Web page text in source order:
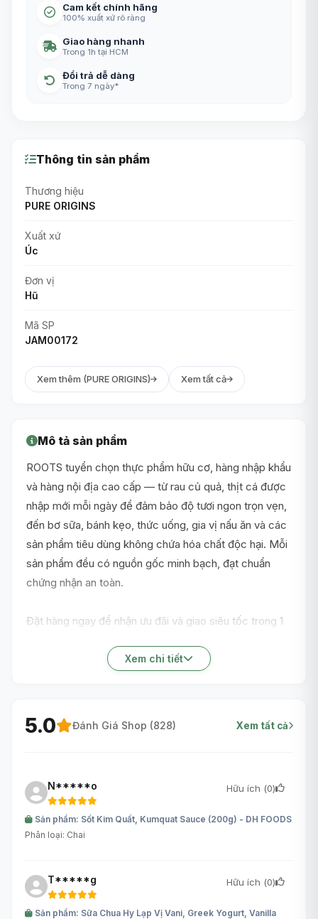
Cam kết chính hãng
100% xuất xứ rõ ràng
Giao hàng nhanh
Trong 1h tại HCM
Đổi trả dễ dàng
Trong 7 ngày*
Thông tin sản phẩm
Thương hiệu
PURE ORIGINS
Xuất xứ
Úc
Đơn vị
Hũ
Mã SP
JAM00172
Xem thêm (PURE ORIGINS) Xem tất cả
Mô tả sản phẩm
ROOTS tuyển chọn thực phẩm hữu cơ, hàng nhập khẩu
và hàng nội địa cao cấp — từ rau củ quả, thịt cá được
nhập mới mỗi ngày để đảm bảo độ tươi ngon trọn vẹn,
đến bơ sữa, bánh kẹo, thức uống, gia vị nấu ăn và các
sản phẩm tiêu dùng không chứa hóa chất độc hại. Mỗi
sản phẩm đều có nguồn gốc minh bạch, đạt chuẩn
chứng nhận an toàn.
Đặt hàng ngay để nhận ưu đãi và giao siêu tốc trong 1
Xem chi tiết
5.0 Đánh Giá Shop (828) Xem tất cả
N*****o Hữu ích (0)
Sản phẩm: Sốt Kim Quất, Kumquat Sauce (200g) - DH FOODS
Phân loại: Chai
T*****g Hữu ích (0)
Sản phẩm: Sữa Chua Hy Lạp Vị Vani, Greek Yogurt, Vanilla